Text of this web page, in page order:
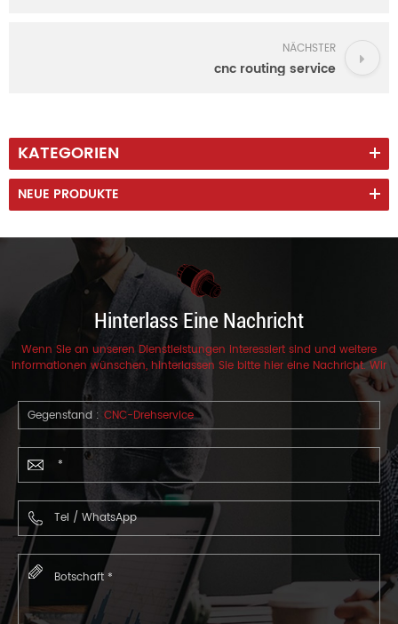
NÄCHSTER
cnc routing service
KATEGORIEN
NEUE PRODUKTE
Hinterlass Eine Nachricht
Wenn Sie an unseren Dienstleistungen interessiert sind und weitere
Informationen wünschen, hinterlassen Sie bitte hier eine Nachricht. Wir
werden Ihnen so schnell wie möglich antworten.
Gegenstand : CNC-Drehservice